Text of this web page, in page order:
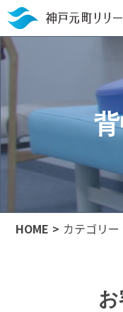
HOME カテゴリ